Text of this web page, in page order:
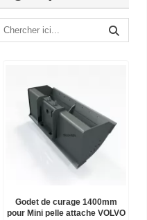
Godet de curage 1400mm
pour Mini pelle attache VOLVO